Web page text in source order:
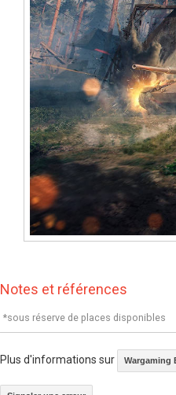
Notes et références
*sous réserve de places disponibles
Plus d'informations sur Wargaming